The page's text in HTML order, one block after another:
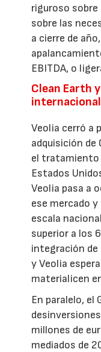
riguroso
sobre las
a cierre de
EBITDA, o
Clean Earth
Veolia cerró a
adquisición de
el tratamiento
Estados
Veolia pasa a
ese mercado
escala
superior a los
integración de
y Veolia
materialicen
En paralelo, el
millones de
mediados de